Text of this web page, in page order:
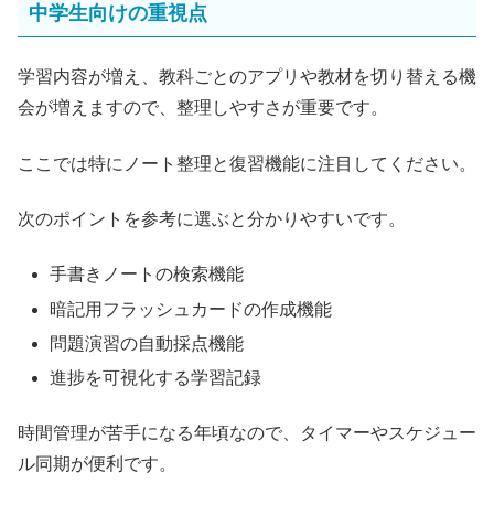
中学生向けの重視点
学習内容が増え、教科ごとのアプリや教材を切り替える機
会が増えますので、整理しやすさが重要です。
ここでは特にノート整理と復習機能に注目してください。
次のポイントを参考に選ぶと分かりやすいです。
手書きノートの検索機能
暗記用フラッシュカードの作成機能
問題演習の自動採点機能
進捗を可視化する学習記録
時間管理が苦手になる年頃なので、タイマーやスケジュー
ル同期が便利です。